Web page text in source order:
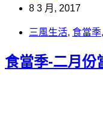
8 3 月, 2017
三風生活, 食當季,
食當季-二月份